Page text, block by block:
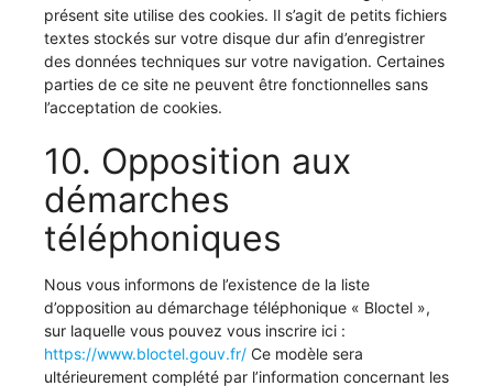
présent site utilise des cookies. Il s’agit de petits fichiers
textes stockés sur votre disque dur afin d’enregistrer
des données techniques sur votre navigation. Certaines
parties de ce site ne peuvent être fonctionnelles sans
l’acceptation de cookies.
10. Opposition aux
démarches
téléphoniques
Nous vous informons de l’existence de la liste
d’opposition au démarchage téléphonique « Bloctel »,
sur laquelle vous pouvez vous inscrire ici :
https://www.bloctel.gouv.fr/ Ce modèle sera
ultérieurement complété par l’information concernant les